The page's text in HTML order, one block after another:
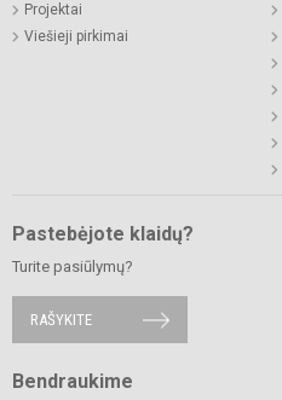
Projektai
Viešieji pirkimai
Pastebėjote klaidų?
Turite pasiūlymų?
RAŠYKITE
Bendraukime